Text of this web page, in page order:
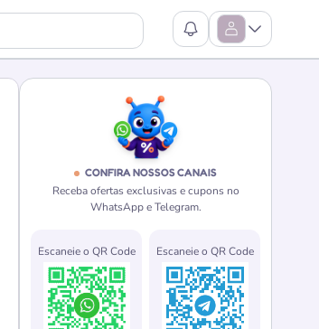
Ver Notificações
Abrir Menu
CONFIRA NOSSOS CANAIS
Receba ofertas exclusivas e cupons no
WhatsApp e Telegram.
Escaneie o QR Code Escaneie o QR Code